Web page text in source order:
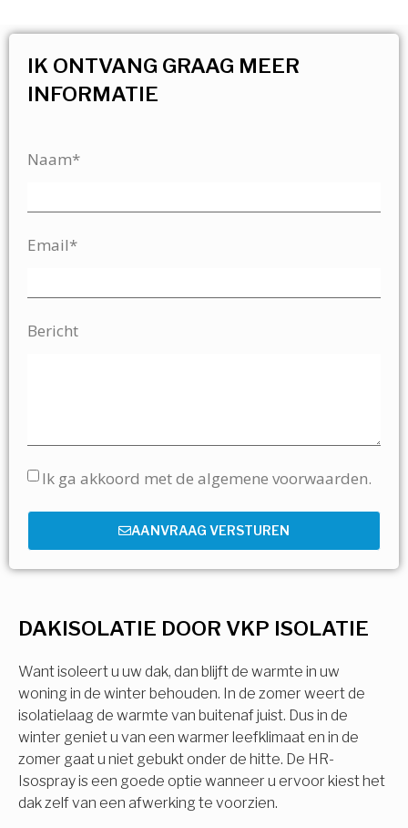
DAKISOLATIE DOOR VKP ISOLATIE
Want isoleert u uw dak, dan blijft de warmte in uw
woning in de winter behouden. In de zomer weert de
isolatielaag de warmte van buitenaf juist. Dus in de
winter geniet u van een warmer leefklimaat en in de
zomer gaat u niet gebukt onder de hitte. De HR-
Isospray is een goede optie wanneer u ervoor kiest het
dak zelf van een afwerking te voorzien.
IK ONTVANG GRAAG MEER
INFORMATIE
Naam*
Email*
Bericht
Ik ga akkoord met de algemene voorwaarden.
AANVRAAG VERSTUREN